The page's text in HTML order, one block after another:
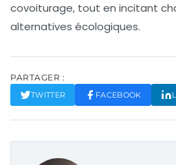
covoiturage, tout en incitant
alternatives écologiques.
PARTAGER :
TWITTER FACEBOOK